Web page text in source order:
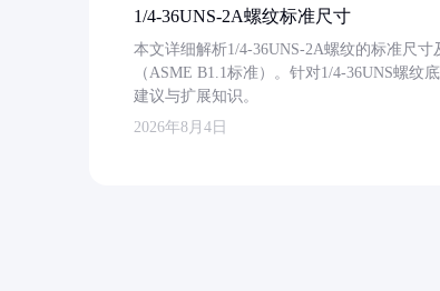
1/4-36UNS-2A螺纹标准尺寸
本文详细解析1/4-36UNS-2A螺纹的标准尺
（ASME B1.1标准）。针对1/4-36UNS螺
建议与扩展知识。
2026年8月4日